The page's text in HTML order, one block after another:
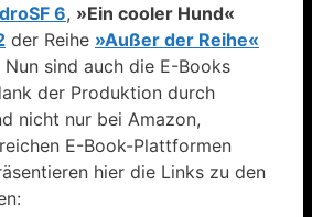
6, »Ein cooler Hund«
der Reihe »Außer der Reihe«
Nun sind auch die E-Books
der Produktion durch
nicht nur bei Amazon,
E-Book-Plattformen
hier die Links zu den